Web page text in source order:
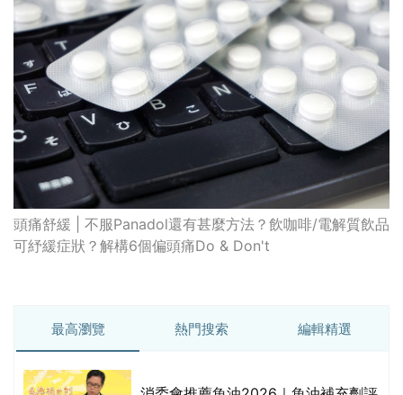
頭痛舒緩 | 不服Panadol還有甚麼方法？飲咖啡/電解質飲品
可紓緩症狀？解構6個偏頭痛Do & Don't
最高瀏覽 熱門搜索 編輯精選